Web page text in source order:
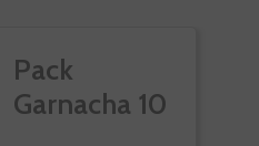
Pack
Garnacha 10